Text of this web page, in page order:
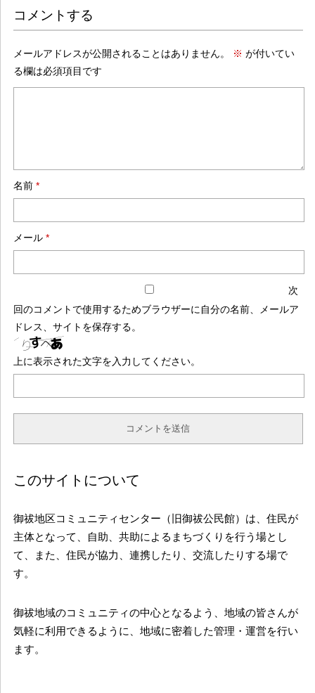
コメントする
メールアドレスが公開されることはありません。 ※ が付いてい
る欄は必須項目です
名前 *
メール *
次
回のコメントで使用するためブラウザーに自分の名前、メールア
ドレス、サイトを保存する。
上に表示された文字を入力してください。
このサイトについて
御祓地区コミュニティセンター（旧御祓公民館）は、住民が
主体となって、自助、共助によるまちづくりを行う場とし
て、また、住民が協力、連携したり、交流したりする場で
す。
御祓地域のコミュニティの中心となるよう、地域の皆さんが
気軽に利用できるように、地域に密着した管理・運営を行い
ます。